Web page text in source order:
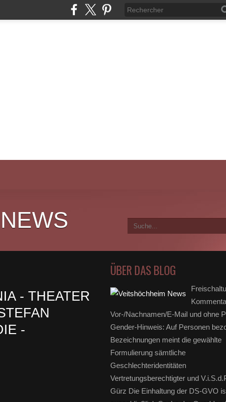
- THEATER
-
ÜBER DAS BLOG
Vor-/Nachnamen/E-Mail und ohne
Gender-Hinweis: Auf Personen
Bezeichnungen meint die gewählte
Formulierung sämtliche
Geschlechteridentitäten
Vertretungsberechtigter und
Gürz Die Einhaltung der DS-GVO